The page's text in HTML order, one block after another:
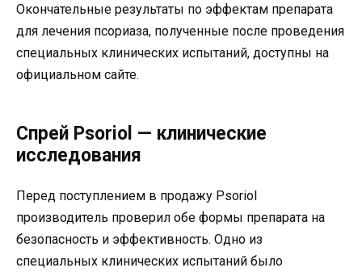
Окончательные результаты по эффектам препарата
для лечения псориаза, полученные после проведения
специальных клинических испытаний, доступны на
официальном сайте.
Спрей Psoriol — клинические
исследования
Перед поступлением в продажу Psoriol
производитель проверил обе формы препарата на
безопасность и эффективность. Одно из
специальных клинических испытаний было